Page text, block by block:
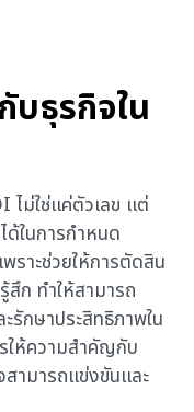
บธุรกิจใน
ไม่ใช่แค่ตัวเลข แต่
ด้ในการกำหนด
ราะช่วยให้การตัดสิน
ก ทำให้สามารถ
กษาประสิทธิภาพใน
ให้ความสำคัญกับ
ามารถแข่งขันและ